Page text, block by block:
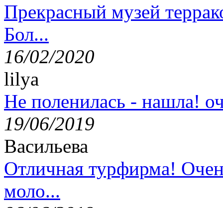
Прекрасный музей
Бол...
16/02/2020
lilya
Не поленилась - нашла!
19/06/2019
Васильева
Отличная турфирма!
моло...